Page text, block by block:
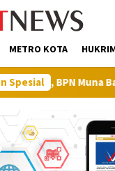
METRO KOTA
Spesial
Apresiasi Langkah